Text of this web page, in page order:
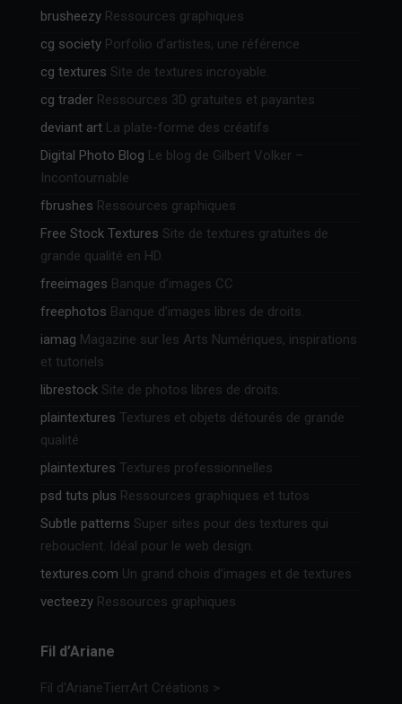
brusheezy Ressources graphiques
cg society Porfolio d’artistes, une référence
cg textures Site de textures incroyable.
cg trader Ressources 3D gratuites et payantes
deviant art La plate-forme des créatifs
Digital Photo Blog Le blog de Gilbert Volker –
Incontournable
fbrushes Ressources graphiques
Free Stock Textures Site de textures gratuites de
grande qualité en HD.
freeimages Banque d’images CC
freephotos Banque d’images libres de droits.
iamag Magazine sur les Arts Numériques, inspirations
et tutoriels
librestock Site de photos libres de droits.
plaintextures Textures et objets détourés de grande
qualité
plaintextures Textures professionnelles
psd tuts plus Ressources graphiques et tutos
Subtle patterns Super sites pour des textures qui
rebouclent. Idéal pour le web design.
textures.com Un grand chois d’images et de textures
vecteezy Ressources graphiques
Fil d’Ariane
Fil d'ArianeTierrArt Créations >